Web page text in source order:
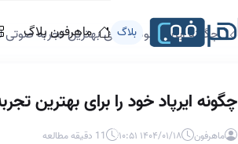
بلاگ ماهرفون بلاگ
چگونه ایرپاد خود را برای بهترین تجربه
چگونه ایرپاد خود را برای بهترین
ماهرفون ۱۴۰۴/۰۱/۱۸ ۱۰:۵۱ 11 دقیقه مطالعه